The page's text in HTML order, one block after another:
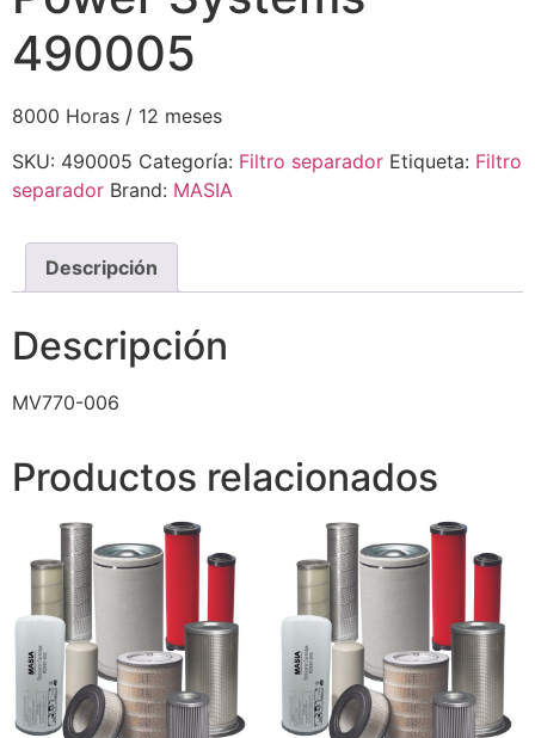
490005
8000 Horas / 12 meses
SKU: 490005 Categoría: Filtro separador Etiqueta: Filtro
separador Brand: MASIA
Descripción
Descripción
MV770-006
Productos relacionados